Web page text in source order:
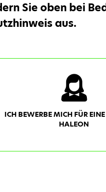
Sie oben bei
aus.
ICH BEWERBE MICH FÜR EINE
HALEON